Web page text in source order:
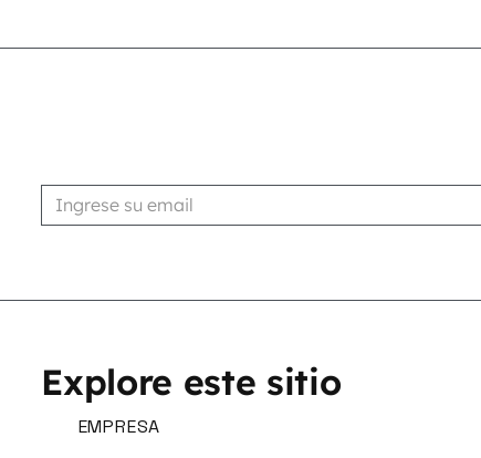
Explore este sitio
EMPRESA